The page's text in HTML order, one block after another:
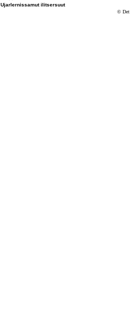
Ujarlernissamut ilitsersuut
© Det